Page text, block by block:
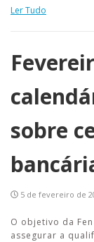
Ler Tudo
sobre
5 de fevereiro de
O objetivo da
assegurar a